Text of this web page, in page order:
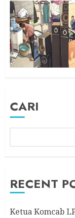
CARI
RECENT
Ketua Komcab